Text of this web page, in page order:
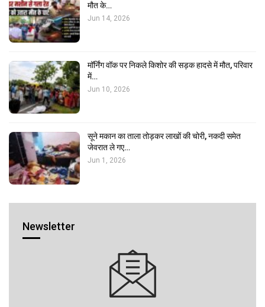
मौत के…
Jun 14, 2026
मॉर्निंग वॉक पर निकले किशोर की सड़क हादसे में मौत, परिवार
में…
Jun 10, 2026
सूने मकान का ताला तोड़कर लाखों की चोरी, नकदी समेत
जेवरात ले गए…
Jun 1, 2026
Newsletter